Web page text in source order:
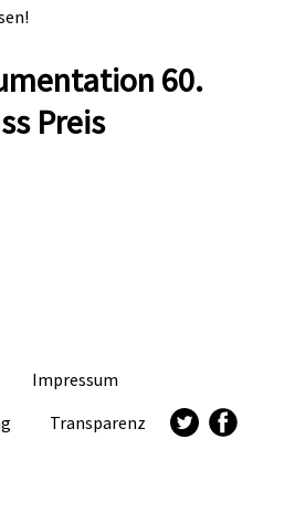
60.
Preis
Impressum
Transparenz